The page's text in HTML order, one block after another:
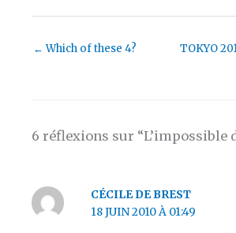
← Which of these 4?
TOKYO
6 réflexions sur “L’impossible
CÉCILE DE BREST
18 JUIN 2010 À 01:49